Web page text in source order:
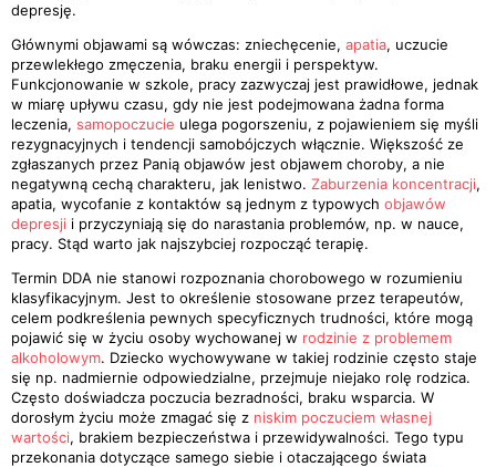
depresję.
Głównymi objawami są wówczas: zniechęcenie, apatia, uczucie
przewlekłego zmęczenia, braku energii i perspektyw.
Funkcjonowanie w szkole, pracy zazwyczaj jest prawidłowe, jednak
w miarę upływu czasu, gdy nie jest podejmowana żadna forma
leczenia, samopoczucie ulega pogorszeniu, z pojawieniem się myśli
rezygnacyjnych i tendencji samobójczych włącznie. Większość ze
zgłaszanych przez Panią objawów jest objawem choroby, a nie
negatywną cechą charakteru, jak lenistwo. Zaburzenia koncentracji,
apatia, wycofanie z kontaktów są jednym z typowych objawów
depresji i przyczyniają się do narastania problemów, np. w nauce,
pracy. Stąd warto jak najszybciej rozpocząć terapię.
Termin DDA nie stanowi rozpoznania chorobowego w rozumieniu
klasyfikacyjnym. Jest to określenie stosowane przez terapeutów,
celem podkreślenia pewnych specyficznych trudności, które mogą
pojawić się w życiu osoby wychowanej w rodzinie z problemem
alkoholowym. Dziecko wychowywane w takiej rodzinie często staje
się np. nadmiernie odpowiedzialne, przejmuje niejako rolę rodzica.
Często doświadcza poczucia bezradności, braku wsparcia. W
dorosłym życiu może zmagać się z niskim poczuciem własnej
wartości, brakiem bezpieczeństwa i przewidywalności. Tego typu
przekonania dotyczące samego siebie i otaczającego świata